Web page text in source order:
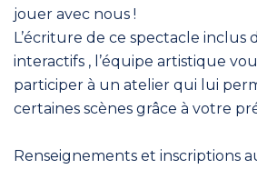
jouer avec nous !
L’écriture de ce spectacle inclus
interactifs , l’équipe artistique
participer à un atelier qui lui
certaines scènes grâce à votre
Renseignements et inscriptions